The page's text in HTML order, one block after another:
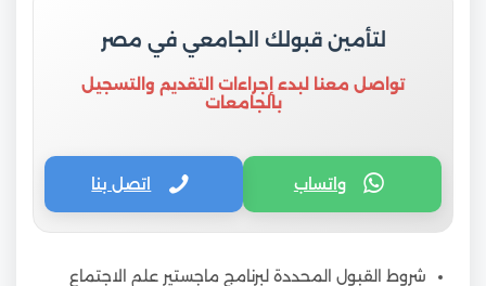
لتأمين قبولك الجامعي في مصر
تواصل معنا لبدء إجراءات التقديم والتسجيل
بالجامعات
واتساب اتصل بنا
شروط القبول المحددة لبرنامج ماجستير علم الاجتماع